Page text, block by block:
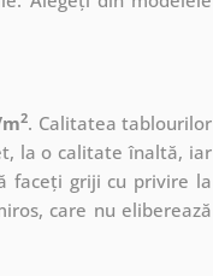
m2. Calitatea tablourilor
la o calitate înaltă, iar
faceți griji cu privire la
care nu eliberează